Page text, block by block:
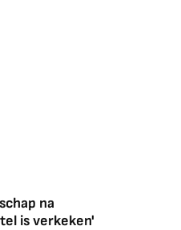
na
is verkeken'